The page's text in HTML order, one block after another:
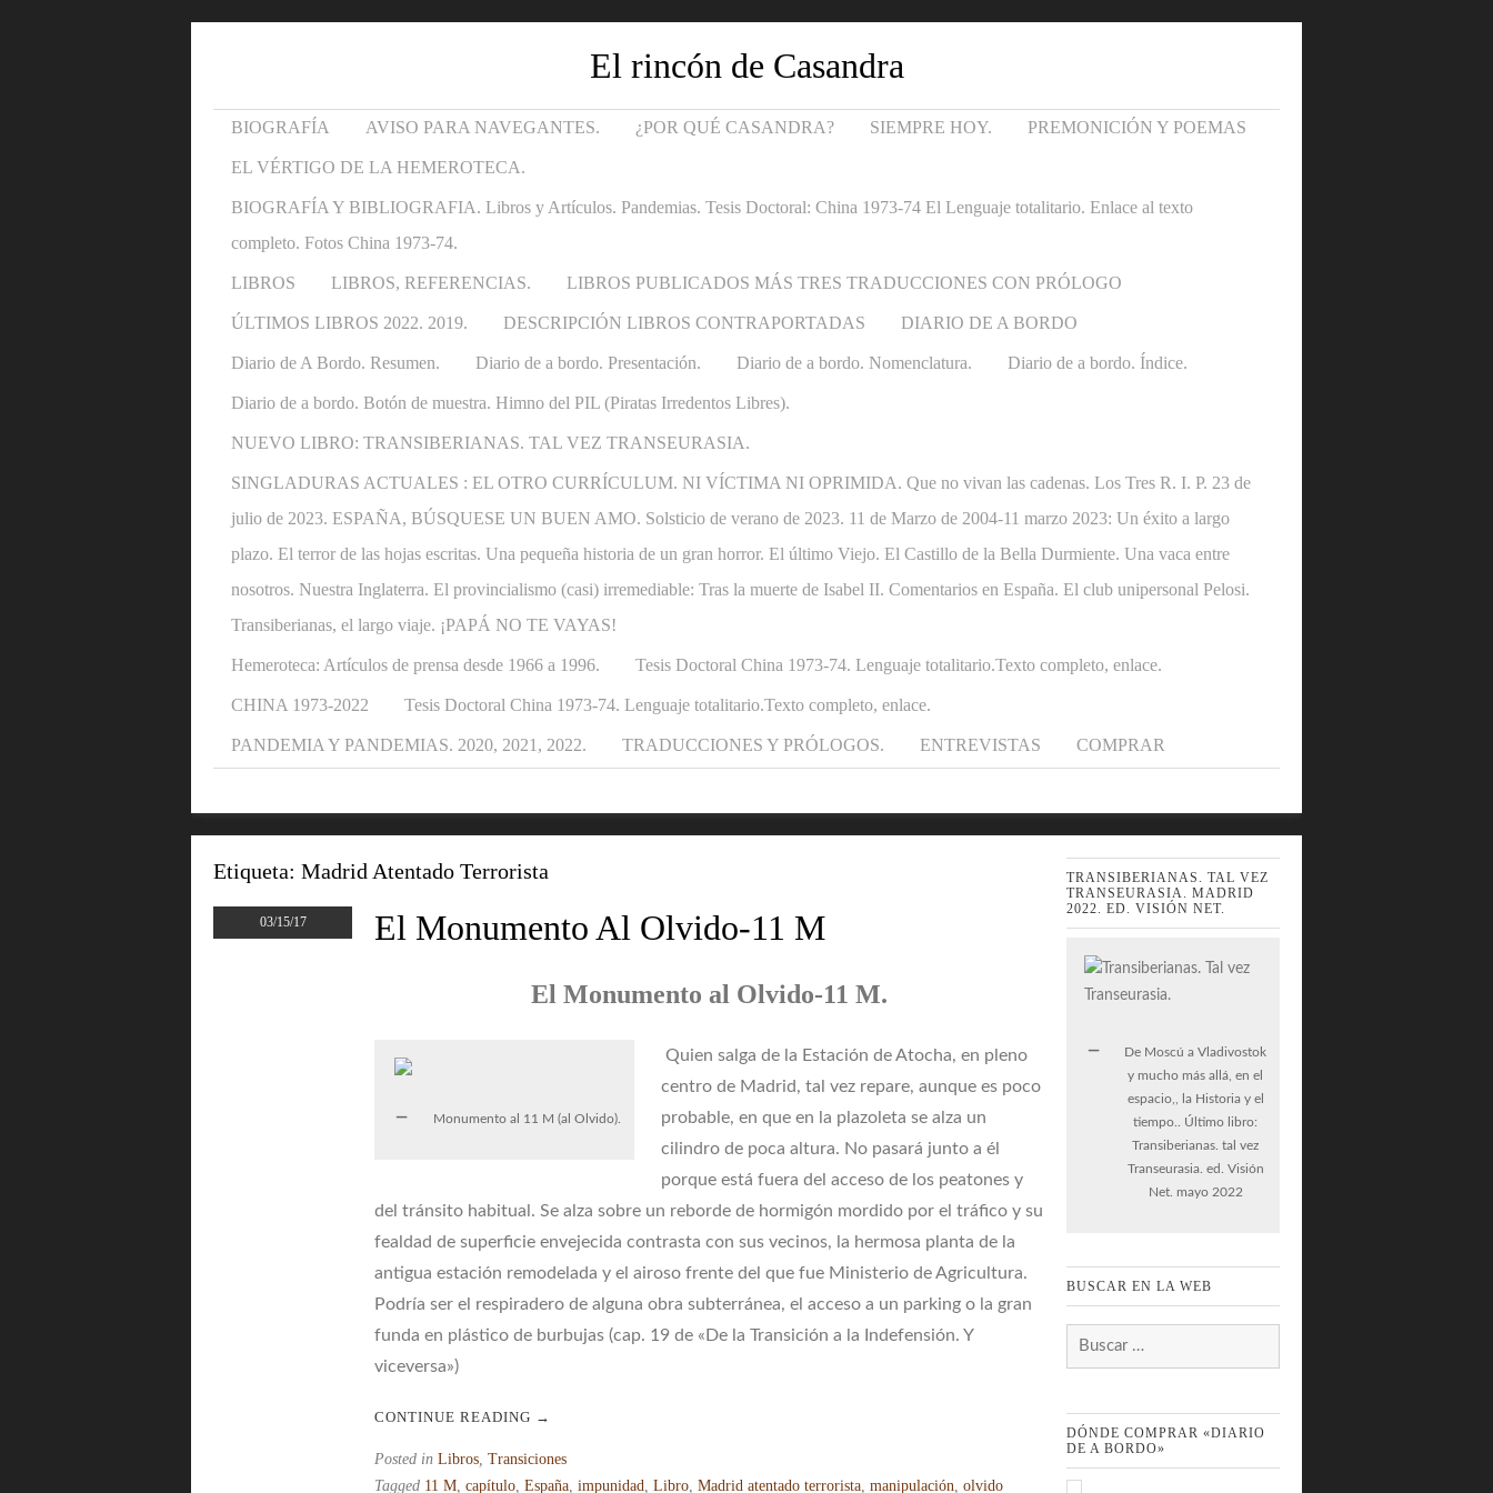
El rincón de Casandra
BIOGRAFÍA AVISO PARA NAVEGANTES. ¿POR QUÉ CASANDRA? SIEMPRE HOY. PREMONICIÓN Y POEMAS
EL VÉRTIGO DE LA HEMEROTECA.
BIOGRAFÍA Y BIBLIOGRAFIA. Libros y Artículos. Pandemias. Tesis Doctoral: China 1973-74 El Lenguaje totalitario. Enlace al texto
completo. Fotos China 1973-74.
LIBROS LIBROS, REFERENCIAS. LIBROS PUBLICADOS MÁS TRES TRADUCCIONES CON PRÓLOGO
ÚLTIMOS LIBROS 2022. 2019. DESCRIPCIÓN LIBROS CONTRAPORTADAS DIARIO DE A BORDO
Diario de A Bordo. Resumen. Diario de a bordo. Presentación. Diario de a bordo. Nomenclatura. Diario de a bordo. Índice.
Diario de a bordo. Botón de muestra. Himno del PIL (Piratas Irredentos Libres).
NUEVO LIBRO: TRANSIBERIANAS. TAL VEZ TRANSEURASIA.
SINGLADURAS ACTUALES : EL OTRO CURRÍCULUM. NI VÍCTIMA NI OPRIMIDA. Que no vivan las cadenas. Los Tres R. I. P. 23 de
julio de 2023. ESPAÑA, BÚSQUESE UN BUEN AMO. Solsticio de verano de 2023. 11 de Marzo de 2004-11 marzo 2023: Un éxito a largo
plazo. El terror de las hojas escritas. Una pequeña historia de un gran horror. El último Viejo. El Castillo de la Bella Durmiente. Una vaca entre
nosotros. Nuestra Inglaterra. El provincialismo (casi) irremediable: Tras la muerte de Isabel II. Comentarios en España. El club unipersonal Pelosi.
Transiberianas, el largo viaje. ¡PAPÁ NO TE VAYAS!
Hemeroteca: Artículos de prensa desde 1966 a 1996. Tesis Doctoral China 1973-74. Lenguaje totalitario.Texto completo, enlace.
CHINA 1973-2022 Tesis Doctoral China 1973-74. Lenguaje totalitario.Texto completo, enlace.
PANDEMIA Y PANDEMIAS. 2020, 2021, 2022. TRADUCCIONES Y PRÓLOGOS. ENTREVISTAS COMPRAR
Etiqueta: Madrid Atentado Terrorista
03/15/17 El Monumento Al Olvido-11 M
El Monumento al Olvido-11 M.
Monumento al 11 M (al Olvido).
Quien salga de la Estación de Atocha, en pleno
centro de Madrid, tal vez repare, aunque es poco
probable, en que en la plazoleta se alza un
cilindro de poca altura. No pasará junto a él
porque está fuera del acceso de los peatones y
del tránsito habitual. Se alza sobre un reborde de hormigón mordido por el tráfico y su
fealdad de superficie envejecida contrasta con sus vecinos, la hermosa planta de la
antigua estación remodelada y el airoso frente del que fue Ministerio de Agricultura.
Podría ser el respiradero de alguna obra subterránea, el acceso a un parking o la gran
funda en plástico de burbujas (cap. 19 de «De la Transición a la Indefensión. Y
viceversa»)
CONTINUE READING →
Posted in Libros Transiciones
Tagged 11 M capítulo España impunidad Libro Madrid atentado terrorista manipulación olvido
TRANSIBERIANAS. TAL VEZ
TRANSEURASIA. MADRID
2022. ED. VISIÓN NET.
De Moscú a Vladivostok
y mucho más allá, en el
espacio,, la Historia y el
tiempo.. Último libro:
Transiberianas. tal vez
Transeurasia. ed. Visión
Net. mayo 2022
BUSCAR EN LA WEB
Buscar:
DÓNDE COMPRAR «DIARIO
DE A BORDO»